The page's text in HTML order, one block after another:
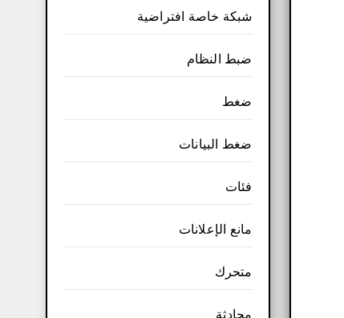
شبكة خاصة افتراضية
ضبط النظام
ضغط
ضغط البيانات
فئات
مانع الإعلانات
متحرك
محادثة